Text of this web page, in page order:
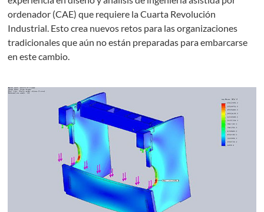
ordenador (CAE) que requiere la Cuarta Revolución
Industrial. Esto crea nuevos retos para las organizaciones
tradicionales que aún no están preparadas para embarcarse
en este cambio.